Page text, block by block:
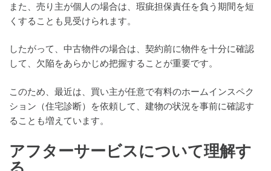
また、売り主が個人の場合は、瑕疵担保責任を負う期間を短
くすることも見受けられます。
したがって、中古物件の場合は、契約前に物件を十分に確認
して、欠陥をあらかじめ把握することが重要です。
このため、最近は、買い主が任意で有料のホームインスペク
ション（住宅診断）を依頼して、建物の状況を事前に確認す
ることも増えています。
アフターサービスについて理解す